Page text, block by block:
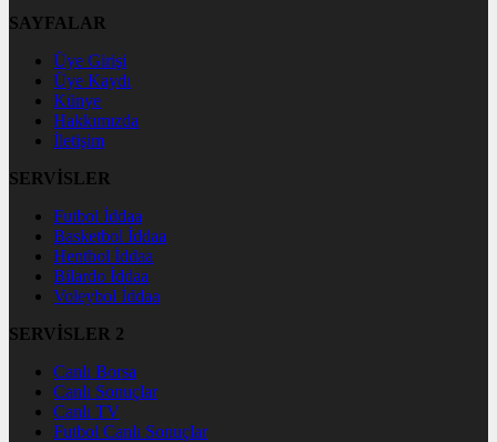
SAYFALAR
Üye Girişi
Üye Kaydı
Künye
Hakkımızda
İletişim
SERVİSLER
Futbol İddaa
Basketbol İddaa
Hentbol İddaa
Bilardo İddaa
Voleybol İddaa
SERVİSLER 2
Canlı Borsa
Canlı Sonuçlar
Canlı TV
Futbol Canlı Sonuçlar